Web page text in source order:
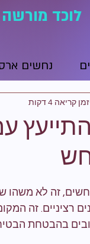
לוכד
נחשים
זמן קריאה 4 דקות
זה לא משהו
רציניים. זה
בהבטחת